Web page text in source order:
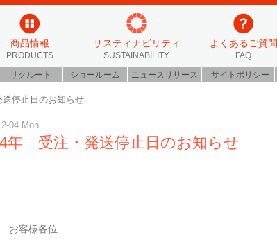
商品情報
PRODUCTS
サスティナビリティ
SUSTAINABILITY
よくあるご質問
FAQ
リクルート ショールーム ニュースリリース サイトポリシー
停止日のお知らせ
04 Mon
年 受注・発送停止日のお知らせ
お客様各位